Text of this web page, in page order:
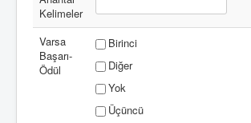
Kelimeler
Varsa
Başarı-
Ödül
Birinci
Diğer
Yok
Üçüncü